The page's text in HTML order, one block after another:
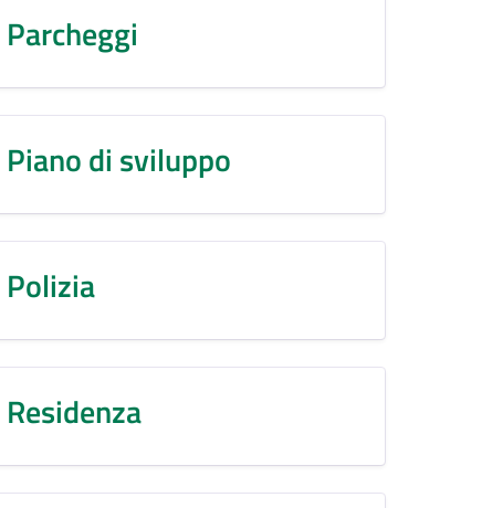
Parcheggi
Piano di sviluppo
Polizia
Residenza